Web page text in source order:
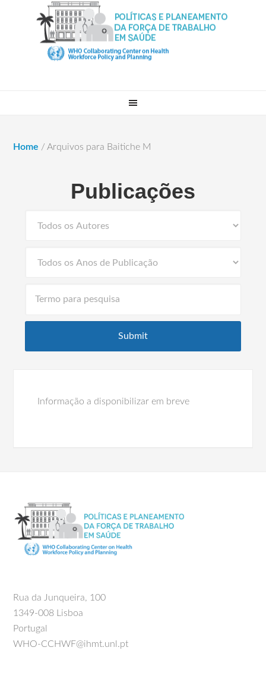
Home / Arquivos para Baitiche M
Publicações
Informação a disponibilizar em breve
Rua da Junqueira, 100
1349-008 Lisboa
Portugal
WHO-CCHWF@ihmt.unl.pt